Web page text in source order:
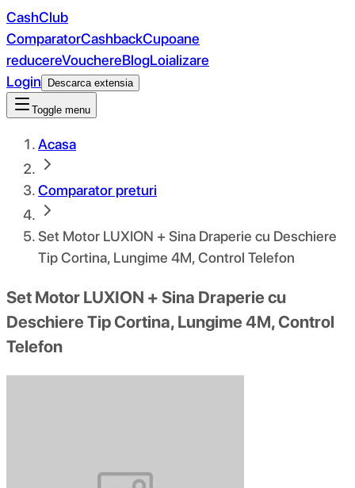
CashClub
ComparatorCashbackCupoane
reducereVouchereBlogLoializare
Login
Descarca extensia
Toggle menu
Acasa
Comparator preturi
Set Motor LUXION + Sina Draperie cu Deschiere
Tip Cortina, Lungime 4M, Control Telefon
Set Motor LUXION + Sina Draperie cu
Deschiere Tip Cortina, Lungime 4M, Control
Telefon